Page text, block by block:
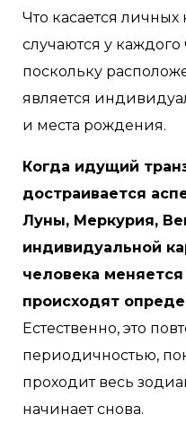
Что касается личных
случаются у
поскольку
является
и места рождения.
Когда идущий
достраивается
Луны, Меркурия,
индивидуальной
человека
происходят
Естественно, это
периодичностью,
проходит весь
начинает снова.